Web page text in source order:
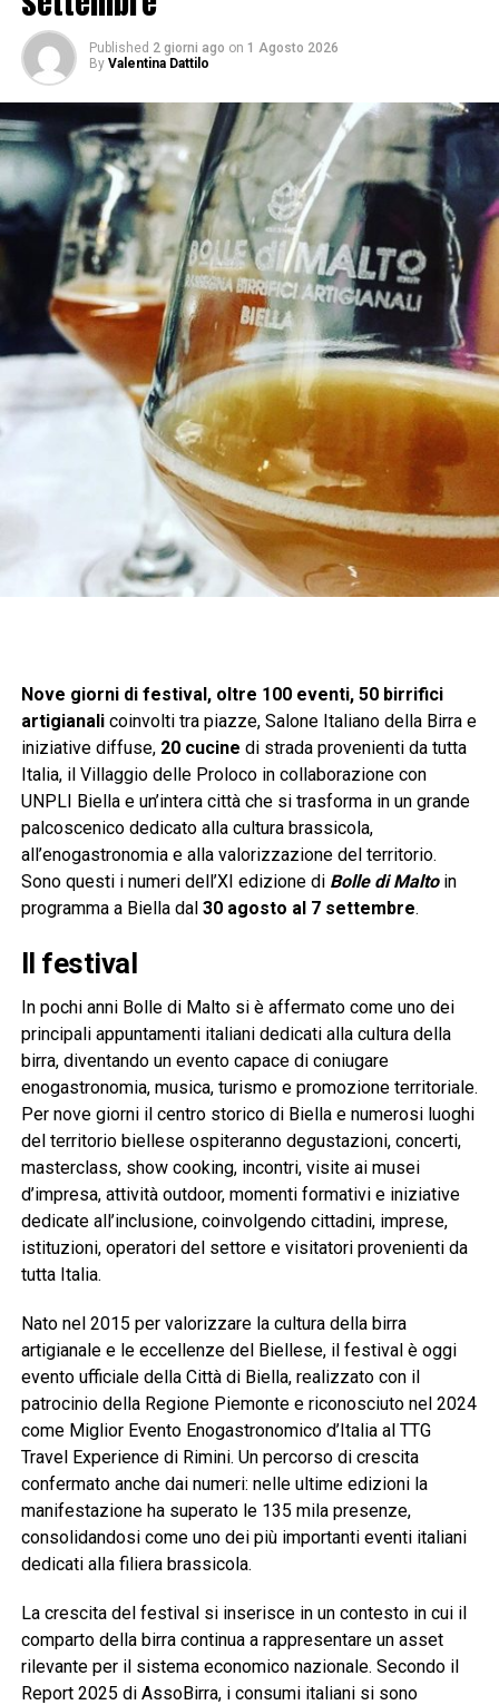
Published 2 giorni ago on 1 Agosto 2026
By Valentina Dattilo
Nove giorni di festival, oltre 100 eventi, 50 birrifici
artigianalicoinvolti tra piazze, Salone Italiano della Birra e
iniziative diffuse,20 cucine di strada provenienti da tutta
Italia, il Villaggio delle Proloco in collaborazione con
UNPLI Biella e un’intera città che si trasforma in un grande
palcoscenico dedicato alla cultura brassicola,
all’enogastronomia e alla valorizzazione del territorio.
Sono questi i numeri dell’XI edizione di Bolle di Maltoin
programma a Biella dal 30 agosto al 7 settembre.
Il festival
In pochi anni Bolle di Malto si è affermato come uno dei
principali appuntamenti italiani dedicati alla cultura della
birra, diventando un evento capace di coniugare
enogastronomia, musica, turismo e promozione territoriale.
Per nove giorni il centro storico di Biella e numerosi luoghi
del territorio biellese ospiteranno degustazioni, concerti,
masterclass, show cooking, incontri, visite ai musei
d’impresa, attività outdoor, momenti formativi e iniziative
dedicate all’inclusione, coinvolgendo cittadini, imprese,
istituzioni, operatori del settore e visitatori provenienti da
tutta Italia.
Nato nel 2015 per valorizzare la cultura della birra
artigianale e le eccellenze del Biellese, il festival è oggi
evento ufficiale della Città di Biella, realizzato con il
patrocinio della Regione Piemonte e riconosciuto nel 2024
come Miglior Evento Enogastronomico d’Italia al TTG
Travel Experience di Rimini. Un percorso di crescita
confermato anche dai numeri: nelle ultime edizioni la
manifestazione ha superato le 135 mila presenze,
consolidandosi come uno dei più importanti eventi italiani
dedicati alla filiera brassicola.
La crescita del festival si inserisce in un contesto in cui il
comparto della birra continua a rappresentare un asset
rilevante per il sistema economico nazionale. Secondo il
Report 2025 di AssoBirra, i consumi italiani si sono